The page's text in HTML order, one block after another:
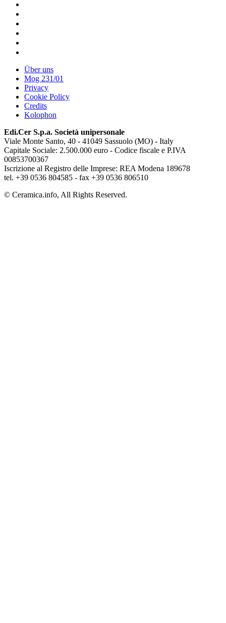
Über uns
Mog 231/01
Privacy
Cookie Policy
Credits
Kolophon
Edi.Cer S.p.a. Società unipersonale
Viale Monte Santo, 40 - 41049 Sassuolo (MO) - Italy
Capitale Sociale: 2.500.000 euro - Codice fiscale e P.IVA
00853700367
Iscrizione al Registro delle Imprese: REA Modena 189678
tel. +39 0536 804585 - fax +39 0536 806510
© Ceramica.info, All Rights Reserved.